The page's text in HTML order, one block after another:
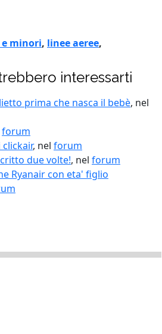
minori, linee aeree,
interessarti
prima che nasca il bebè, nel
forum
, nel forum
due volte!, nel forum
Ryanair con eta' figlio